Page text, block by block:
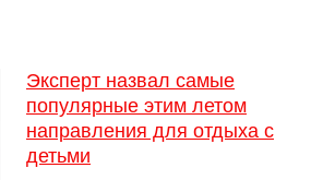
Эксперт назвал самые
популярные этим летом
направления для отдыха с
детьми